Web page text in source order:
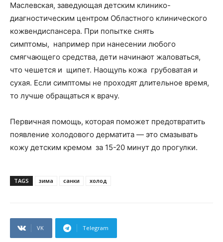
Маслевская, заведующая детским клинико-
диагностическим центром Областного клинического
кожвендиспансера. При попытке снять
симптомы, например при нанесении любого
смягчающего средства, дети начинают жаловаться,
что чешется и щипет. Наощупь кожа грубоватая и
сухая. Если симптомы не проходят длительное время,
то лучше обращаться к врачу.
Первичная помощь, которая поможет предотвратить
появление холодового дерматита — это смазывать
кожу детским кремом за 15-20 минут до прогулки.
TAGS зима санки холод
VK Telegram